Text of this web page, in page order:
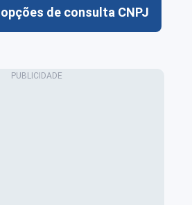
de consulta CNPJ